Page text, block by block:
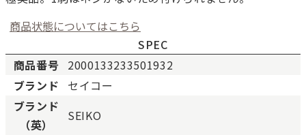
商品状態についてはこちら
新品
新品状態。
未使用
SPEC
商品番号 2000133233501932
ブランド
セイコー
ブランド
（英）
SEIKO